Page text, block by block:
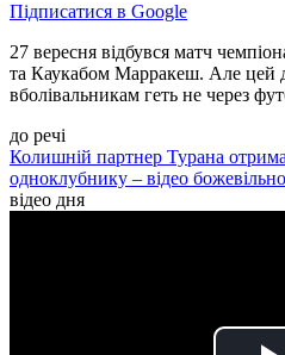
Підписатися в Google
27 вересня відбувся матч
та Каукабом Марракеш. Але цей
вболівальникам геть не через
до речі
Колишній партнер Турана
одноклубнику – відео
відео дня